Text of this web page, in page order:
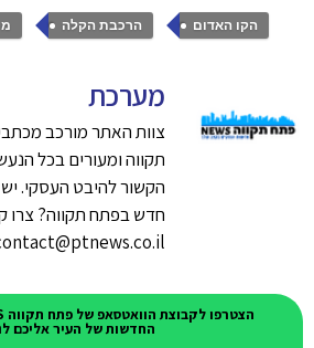
הקו האדום , הרכבת הקלה ,
מערכת
צוות האתר מורכב
תקווה ומעורים בכל
הקשור להיבט העסקי.
חדש בפתח תקווה? צרו
החדשות של העיר אליכם